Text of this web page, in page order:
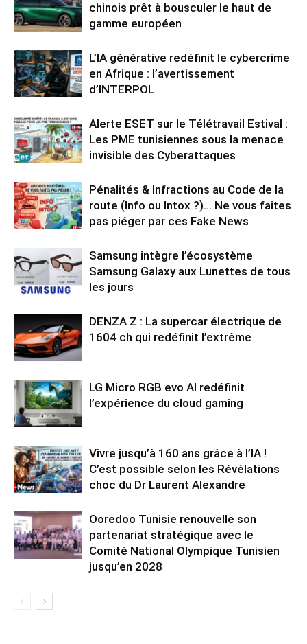
chinois prêt à bousculer le haut de
gamme européen
L’IA générative redéfinit le cybercrime
en Afrique : l’avertissement
d’INTERPOL
Alerte ESET sur le Télétravail Estival :
Les PME tunisiennes sous la menace
invisible des Cyberattaques
Pénalités & Infractions au Code de la
route (Info ou Intox ?)… Ne vous faites
pas piéger par ces Fake News
Samsung intègre l’écosystème
Samsung Galaxy aux Lunettes de tous
les jours
DENZA Z : La supercar électrique de
1604 ch qui redéfinit l’extrême
LG Micro RGB evo AI redéfinit
l’expérience du cloud gaming
Vivre jusqu’à 160 ans grâce à l’IA !
C’est possible selon les Révélations
choc du Dr Laurent Alexandre
Ooredoo Tunisie renouvelle son
partenariat stratégique avec le
Comité National Olympique Tunisien
jusqu’en 2028